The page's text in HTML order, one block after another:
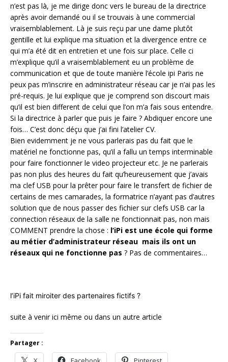
n’est pas là, je me dirige donc vers le bureau de la directrice
après avoir demandé ou il se trouvais à une commercial
vraisemblablement. Là je suis reçu par une dame plutôt
gentille et lui explique ma situation et la divergence entre ce
qui m’a été dit en entretien et une fois sur place. Celle ci
m’explique qu’il a vraisemblablement eu un problème de
communication et que de toute manière l’école ipi Paris ne
peux pas m’inscrire en administrateur réseau car je n’ai pas les
pré-requis. Je lui explique que je comprend son discourt mais
qu’il est bien different de celui que l’on m’a fais sous entendre.
Si la directrice à parler que puis je faire ? Abdiquer encore une
fois… C’est donc déçu que j’ai fini l’atelier CV.
Bien evidemment je ne vous parlerais pas du fait que le
matériel ne fonctionne pas, qu’il a fallu un temps interminable
pour faire fonctionner le video projecteur etc. Je ne parlerais
pas non plus des heures du fait qu’heureusement que j’avais
ma clef USB pour la prêter pour faire le transfert de fichier de
certains de mes camarades, la formatrice n’ayant pas d’autres
solution que de nous passer des fichier sur clefs USB car la
connection réseaux de la salle ne fonctionnait pas, non mais
COMMENT prendre la chose : l’iPi est une école qui forme
au métier d’administrateur réseau mais ils ont un
réseaux qui ne fonctionne pas ? Pas de commentaires…
l’iPi fait miroiter des partenaires fictifs ?
suite à venir ici même ou dans un autre article
Partager :